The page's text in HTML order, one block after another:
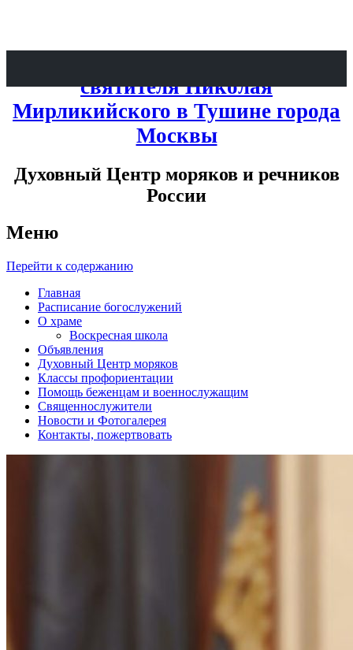
святителя Николая
Мирликийского в Тушине города
Москвы
Духовный Центр моряков и речников
России
Меню
Перейти к содержанию
Главная
Расписание богослужений
О храме
Воскресная школа
Объявления
Духовный Центр моряков
Классы профориентации
Помощь беженцам и военнослужащим
Священнослужители
Новости и Фотогалерея
Контакты, пожертвовать